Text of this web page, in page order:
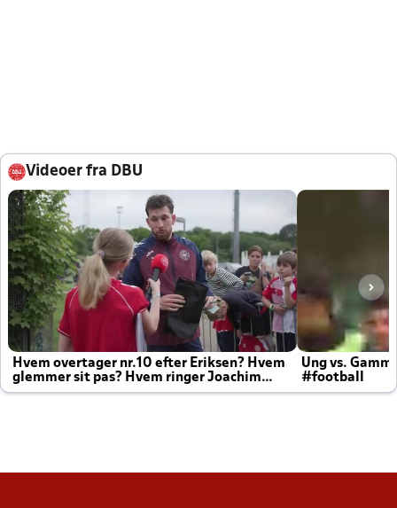
Videoer fra DBU
Hvem overtager nr.10 efter Eriksen? Hvem
glemmer sit pas? Hvem ringer Joachim
altid til efter kampe?
Ung vs.
#football